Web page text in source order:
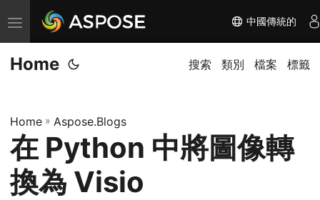
切
换
导
中國傳統的
Home 搜索 類別 檔案 標籤
Home » Aspose.Blogs
在 Python 中將圖像轉
換為 Visio